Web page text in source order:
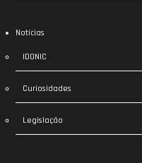
Notícias
IDONIC
Curiosidades
Legislação